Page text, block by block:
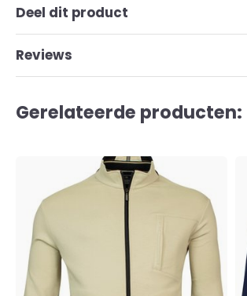
Deel dit product
Reviews
Gerelateerde producten: